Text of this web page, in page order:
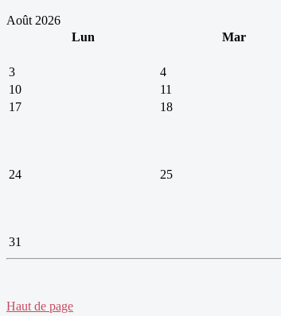
Août 2026
Lun
Mar
3
4
10
11
17
18
24 25
31
Haut de page